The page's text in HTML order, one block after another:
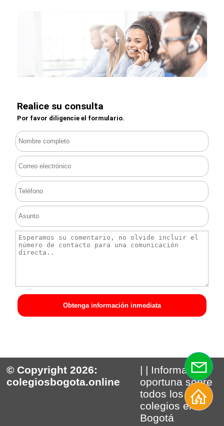
Realice su consulta
Por favor diligencie el formulario.
Obtenga información inmediata
© Copyright 2026:
colegiosbogota.online
| | Información
oportuna sobre
todos los
colegios en
Bogotá